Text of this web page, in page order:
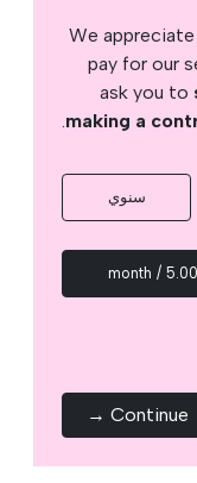
We
pay for our
ask you to
making a
.
سنوي
Continue →